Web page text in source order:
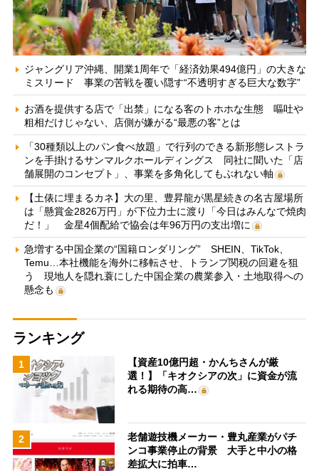
ジャングリア沖縄、開業1周年で「経済効果494億円」の大きな
ミスリード 事業の苦戦を覆い隠す“不透明すぎる巨大な数字”
お酒を提供する店で「出禁」になる客のトホホな生態 嘔吐や
粗相だけじゃない、店側が嫌がる“最悪の客”とは
「30種類以上のパン食べ放題」で行列のできる新形態レストラ
ンを手掛けるサンマルクホールディングス 同社に聞いた「店
舗展開のコンセプト」、事業を多角化してもぶれない軸
【土俵に埋まるカネ】大の里、豊昇龍が黒星続きの名古屋場所
は「懸賞金2826万円」が下位力士に渡り「今日はみんなで焼肉
だ！」 金星4個配給で協会は年96万円の支出増に
急増する中国企業の“国籍ロンダリング” SHEIN、TikTok、
Temu…本社機能を海外に移転させ、トランプ関税の回避を狙
う 現地人を隠れ蓑にした中国企業の農業参入・土地取得への
懸念も
ランキング
1
【資産10億円超・かんちさんが厳
選！】「キオクシアの次」に資金が流
れる期待の高…
2
老舗遊技機メーカー・豊丸産業がパチ
ンコ事業停止の背景 大手と中小の格
差拡大に拍車…